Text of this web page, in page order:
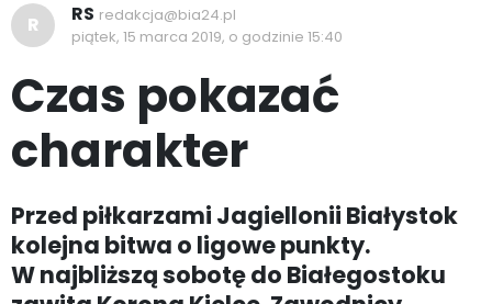
R RS redakcja@bia24.pl
piątek, 15 marca 2019, o godzinie 15:40
Czas pokazać
charakter
Przed piłkarzami Jagiellonii Białystok
kolejna bitwa o ligowe punkty.
W najbliższą sobotę do Białegostoku